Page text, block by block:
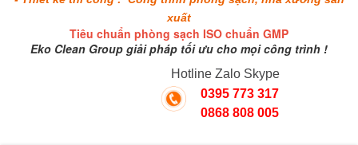
xuất
Tiêu chuẩn phòng sạch ISO chuẩn GMP
Eko Clean Group giải pháp tối ưu cho mọi công trình !
Hotline Zalo Skype
0395 773 317
0868 808 005